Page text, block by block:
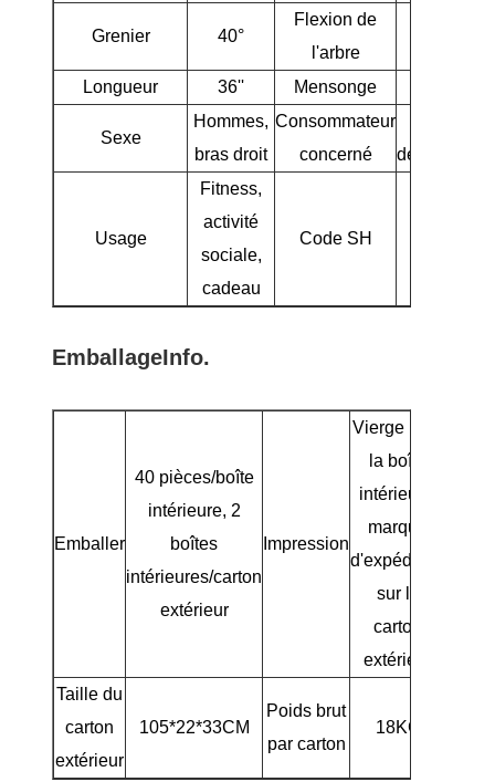
Grenier 40°
Flexion de
l'arbre
Longueur 36'' Mensonge
Sexe
Hommes,
bras droit
Consommateur
concerné
débutants/
Usage
Fitness,
activité
sociale,
cadeau
Code SH
EmballageInfo.
Emballer
40 pièces/boîte
intérieure, 2
boîtes
intérieures/carton
extérieur
Impression
Vierge pour
la boîte
intérieure,
marque
d'expédition
sur le
carton
extérieur
Taille du
carton
extérieur
105*22*33CM
Poids brut
par carton
18KG